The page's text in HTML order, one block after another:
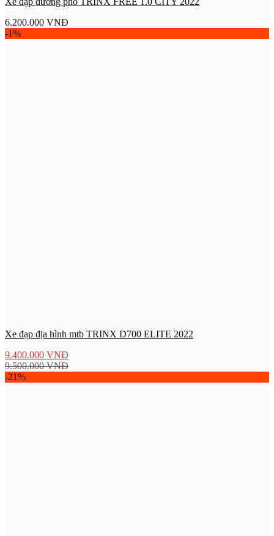
6.200.000 VNĐ
-1%
Xe đạp địa hình mtb TRINX D700 ELITE 2022
9.400.000 VNĐ
9.500.000VNĐ
-21%